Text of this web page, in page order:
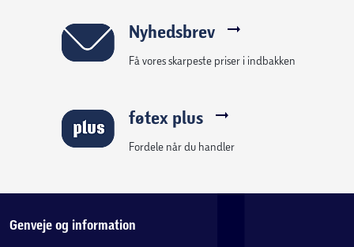
Nyhedsbrev
Få vores skarpeste priser i indbakken
føtex plus
Fordele når du handler
Genveje og information